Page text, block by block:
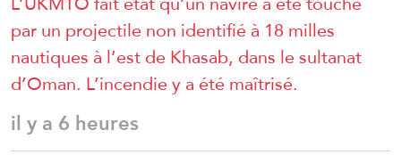
par un projectile non identifié à 18 milles
nautiques à l’est de Khasab, dans le sultanat
d’Oman. L’incendie y a été maîtrisé.
il y a 6 heures